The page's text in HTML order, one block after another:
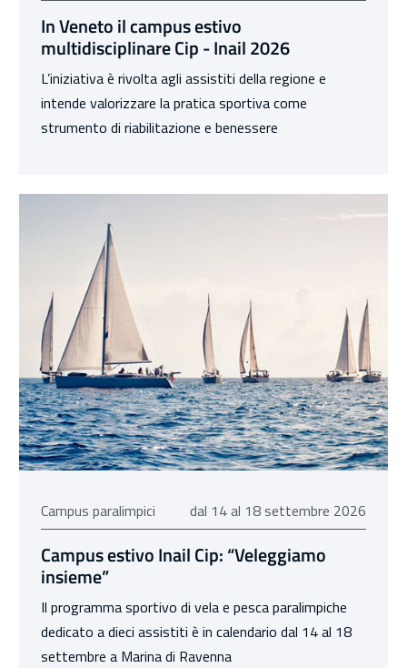
In Veneto il campus estivo
multidisciplinare Cip - Inail 2026
L’iniziativa è rivolta agli assistiti della regione e
intende valorizzare la pratica sportiva come
strumento di riabilitazione e benessere
Campus paralimpici dal 14 al 18 settembre 2026
dal 14 al 18 settembre 2026
Campus estivo Inail Cip: “Veleggiamo
insieme”
Il programma sportivo di vela e pesca paralimpiche
dedicato a dieci assistiti è in calendario dal 14 al 18
settembre a Marina di Ravenna